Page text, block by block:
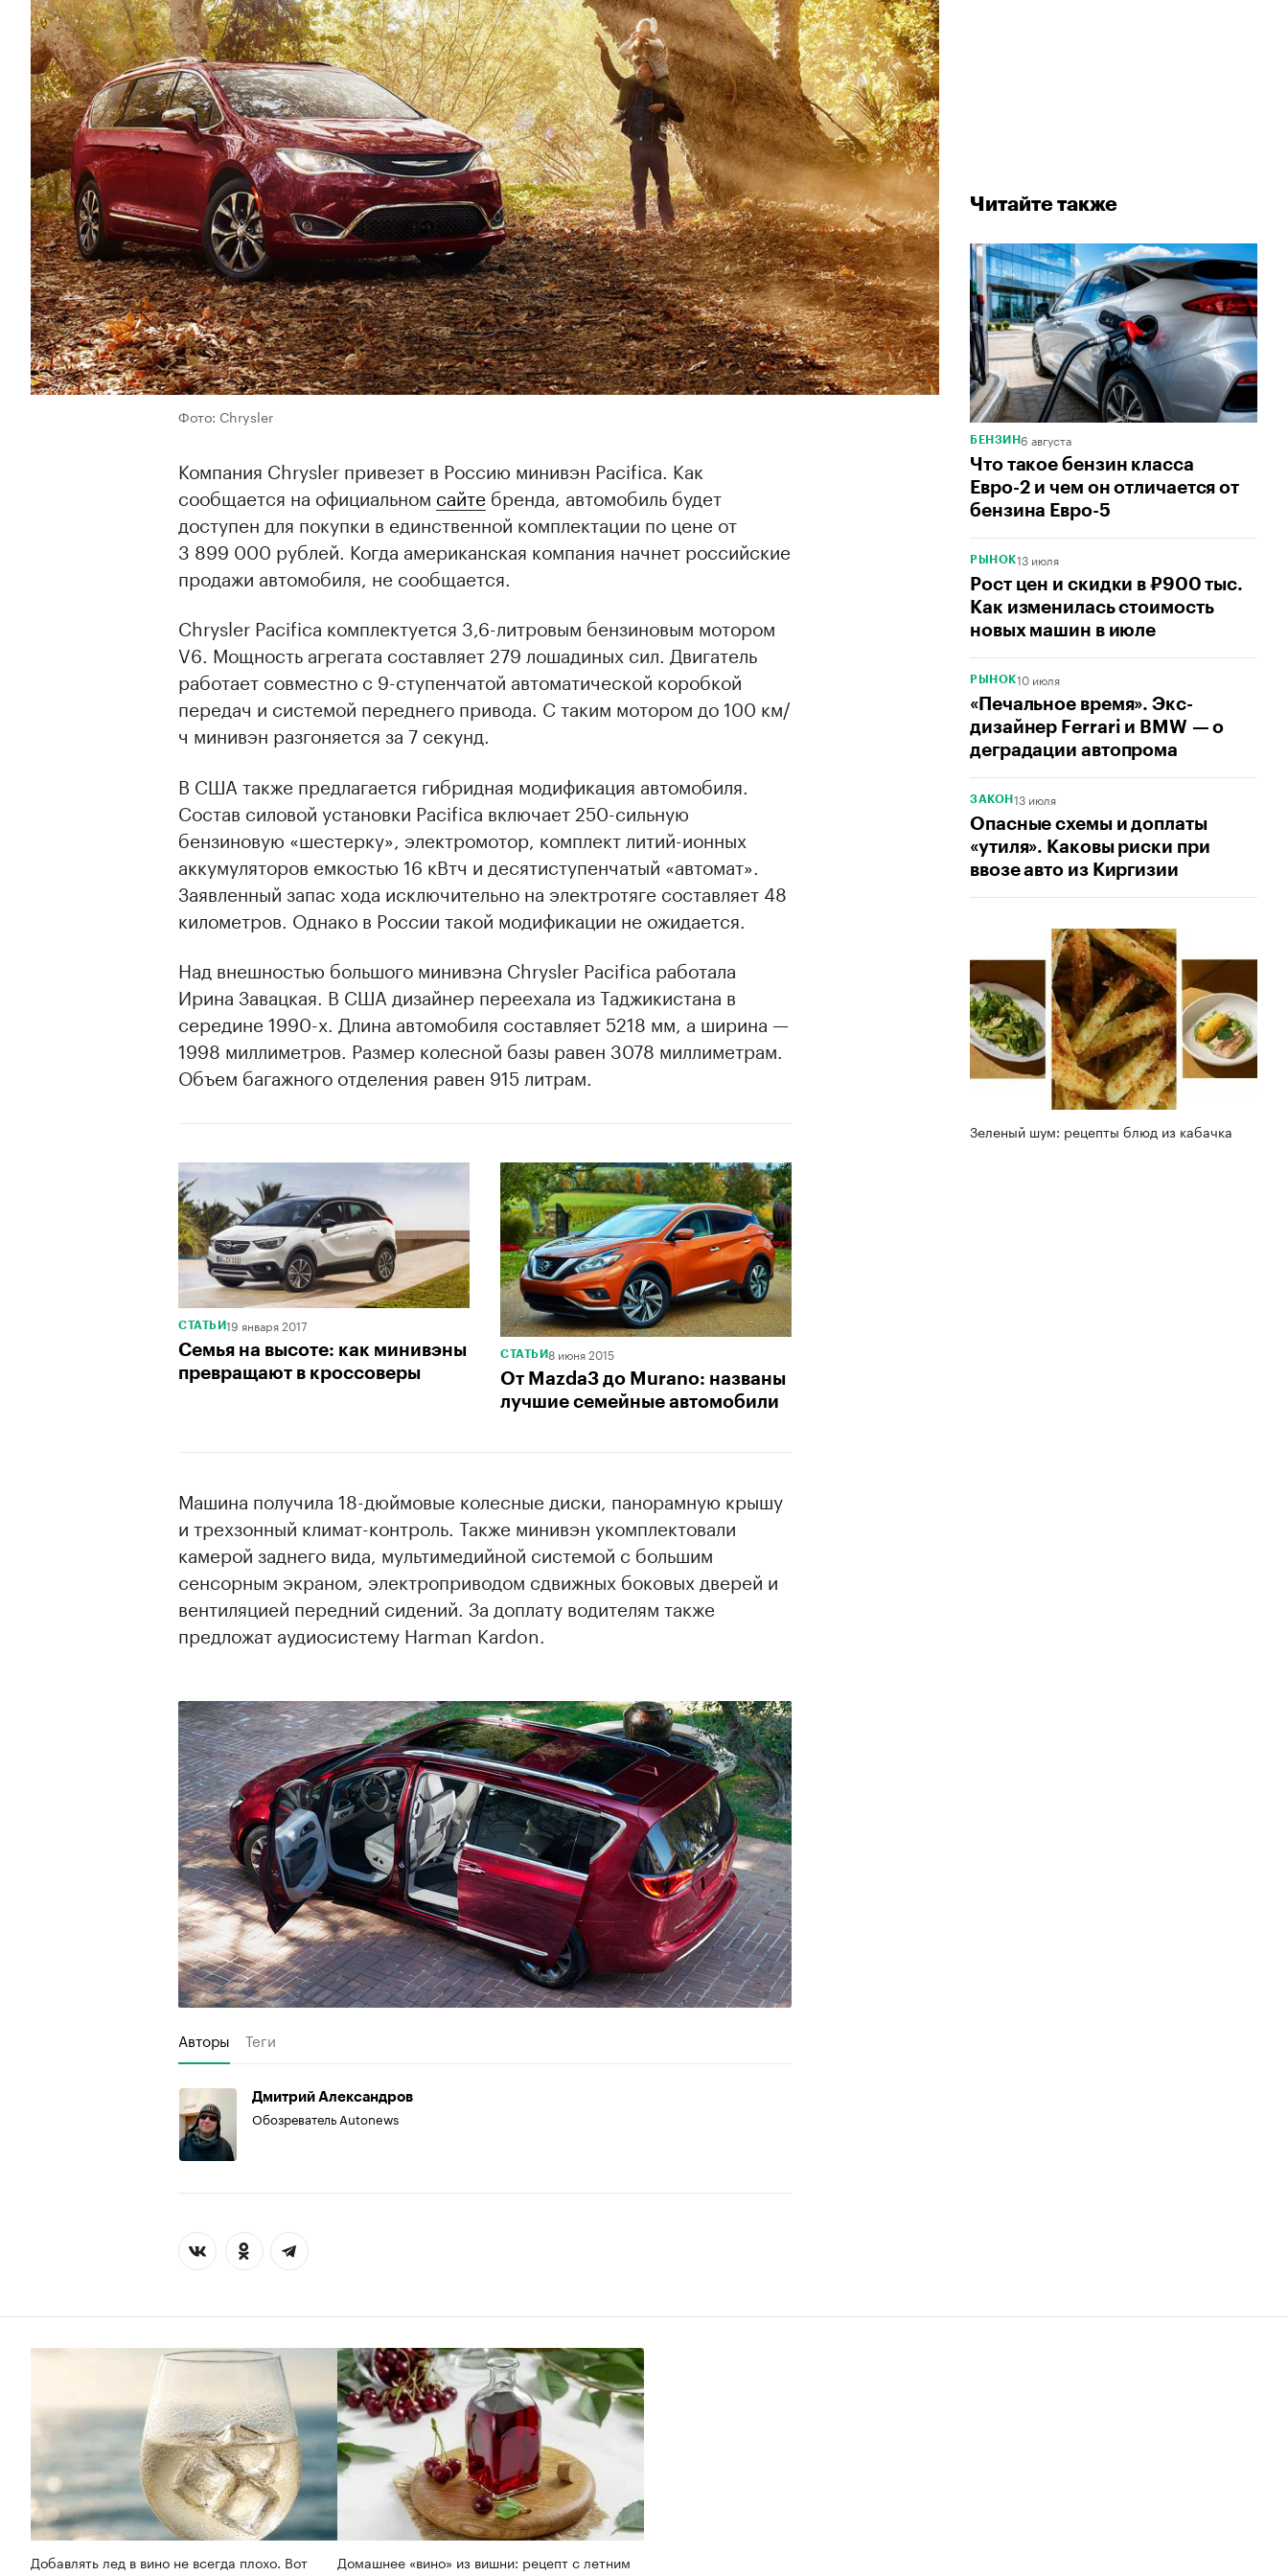
Читайте также
БЕНЗИН6 августа
Что такое бензин класса
Евро-2 и чем он отличается от
бензина Евро-5
РЫНОК13 июля
Рост цен и скидки в ₽900 тыс.
Как изменилась стоимость
новых машин в июле
РЫНОК10 июля
«Печальное время». Экс-
дизайнер Ferrari и BMW — о
деградации автопрома
ЗАКОН 13 июля
Опасные схемы и доплаты
«утиля». Каковы риски при
ввозе авто из Киргизии
Зеленый шум: рецепты блюд из кабачка
Фото: Chrysler
Компания Chrysler привезет в Россию минивэн Pacifica. Как
сообщается на официальном сайте бренда, автомобиль будет
доступен для покупки в единственной комплектации по цене от
3 899 000 рублей. Когда американская компания начнет российские
продажи автомобиля, не сообщается.
Chrysler Pacifica комплектуется 3,6-литровым бензиновым мотором
V6. Мощность агрегата составляет 279 лошадиных сил. Двигатель
работает совместно с 9-ступенчатой автоматической коробкой
передач и системой переднего привода. С таким мотором до 100 км/
ч минивэн разгоняется за 7 секунд.
00:00
В США также предлагается гибридная модификация автомобиля.
Состав силовой установки Pacifica включает 250-сильную
бензиновую «шестерку», электромотор, комплект литий-ионных
аккумуляторов емкостью 16 кВтч и десятиступенчатый «автомат».
Заявленный запас хода исключительно на электротяге составляет 48
километров. Однако в России такой модификации не ожидается.
Над внешностью большого минивэна Сhrysler Pacifica работала
Ирина Завацкая. В США дизайнер переехала из Таджикистана в
середине 1990-х. Длина автомобиля составляет 5218 мм, а ширина —
1998 миллиметров. Размер колесной базы равен 3078 миллиметрам.
Объем багажного отделения равен 915 литрам.
СТАТЬИ19 января 2017
Семья на высоте: как минивэны
превращают в кроссоверы
СТАТЬИ8 июня 2015
От Mazda3 до Murano: названы
лучшие семейные автомобили
Машина получила 18-дюймовые колесные диски, панорамную крышу
и трехзонный климат-контроль. Также минивэн укомплектовали
камерой заднего вида, мультимедийной системой с большим
сенсорным экраном, электроприводом сдвижных боковых дверей и
вентиляцией передний сидений. За доплату водителям также
предложат аудиосистему Harman Kardon.
Авторы Теги
Дмитрий Александров
Обозреватель Autonews
Добавлять лед в вино не всегда плохо. Вот
Домашнее «вино» из вишни: рецепт с летним